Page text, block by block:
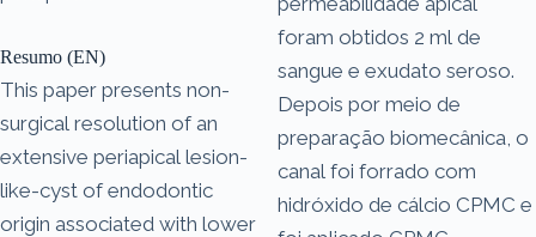
Resumo (EN)
This paper presents non-
surgical resolution of an
extensive periapical lesion-
like-cyst of endodontic
origin associated with lower
foram obtidos 2 ml de
sangue e exudato seroso.
Depois por meio de
preparação biomecânica, o
canal foi forrado com
hidróxido de cálcio CPMC e